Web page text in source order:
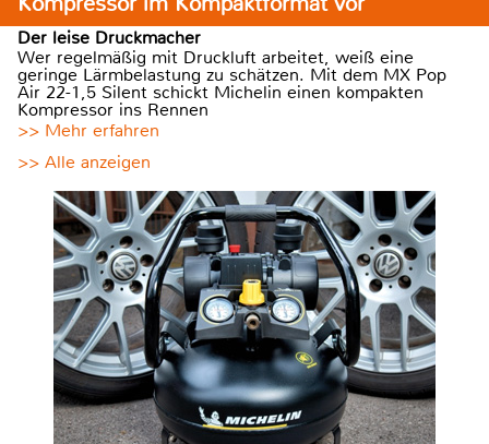
Der leise Druckmacher
Wer regelmäßig mit Druckluft arbeitet, weiß eine
geringe Lärmbelastung zu schätzen. Mit dem MX Pop
Air 22-1,5 Silent schickt Michelin einen kompakten
Kompressor ins Rennen
>> Mehr erfahren
>> Alle anzeigen